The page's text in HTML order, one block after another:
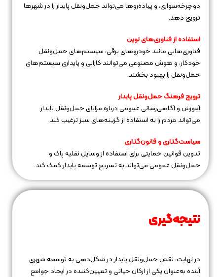
دوچرخه‌سواری، و پیاده‌روها می‌تواند حمل‌ونقل پایدار را در شهرها
ترویج دهد.
استفاده از فناوری‌های نوین
فناوری‌هایی مانند خودروهای برقی، سیستم‌های حمل‌ونقل
خودکار، و هوش مصنوعی می‌توانند کارایی و پایداری سیستم‌های
حمل‌ونقل را بهبود بخشند.
ترویج فرهنگ حمل‌ونقل پایدار
آموزش و آگاهی‌رسانی عمومی درباره مزایای حمل‌ونقل پایدار
می‌تواند مردم را به استفاده از گزینه‌های سبز ترغیب کند.
سیاست‌گذاری و قانون‌گذاری
تدوین قوانین حمایتی برای استفاده از وسایل نقلیه پاک و
حمل‌ونقل عمومی می‌تواند به تسریع توسعه پایدار کمک کند.
نتیجه‌گیری
در نهایت، نقش حمل‌ونقل پایدار در شکل‌دهی به توسعه شهری
آینده به‌عنوان یکی از ارکان حیاتی و تعیین‌کننده در ایجاد جوامع